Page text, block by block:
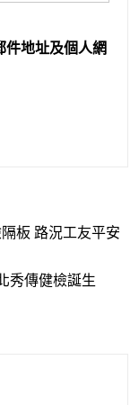
件地址及個人網
板 路況工友平安
秀傳健檢誕生